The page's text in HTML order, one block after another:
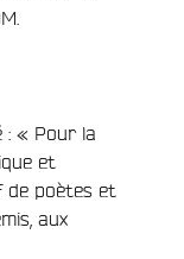
: « Pour la
et
de poètes et
aux